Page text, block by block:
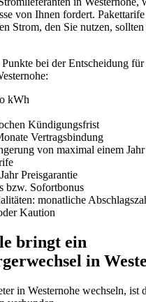
von Ihnen fordert.
Strom, den Sie nutzen,
bei der Entscheidung für
kWh
Kündigungsfrist
Vertragsbindung
von maximal einem Jahr
Preisgarantie
bzw. Sofortbonus
monatliche
Kaution
bringt ein
in
in Westernohe wechseln, ist